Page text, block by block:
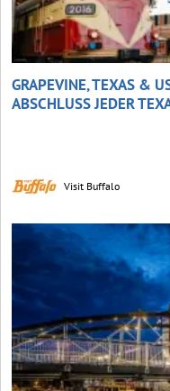
GRAPEVINE, TEXAS &
ABSCHLUSS JEDER
Visit Buffalo